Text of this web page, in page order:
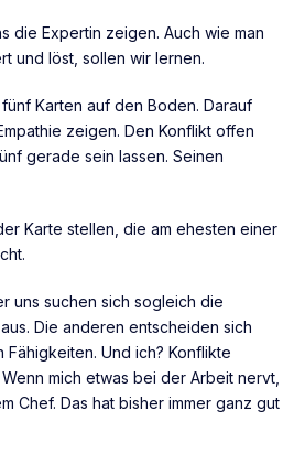
die Expertin zeigen. Auch wie man
und löst, sollen wir lernen.
Karten auf den Boden. Darauf
zeigen. Den Konflikt offen
gerade sein lassen. Seinen
Karte stellen, die am ehesten einer
uns suchen sich sogleich die
Die anderen entscheiden sich
Und ich? Konflikte
mich etwas bei der Arbeit nervt,
Chef. Das hat bisher immer ganz gut